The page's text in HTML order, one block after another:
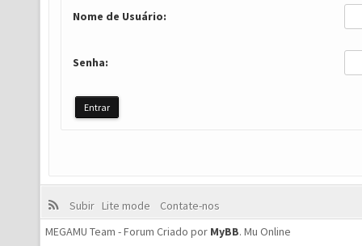
Nome de Usuário:
Senha:
Subir Lite mode
Contate-nos
MEGAMU Team - Forum Criado por MyBB. Mu Online